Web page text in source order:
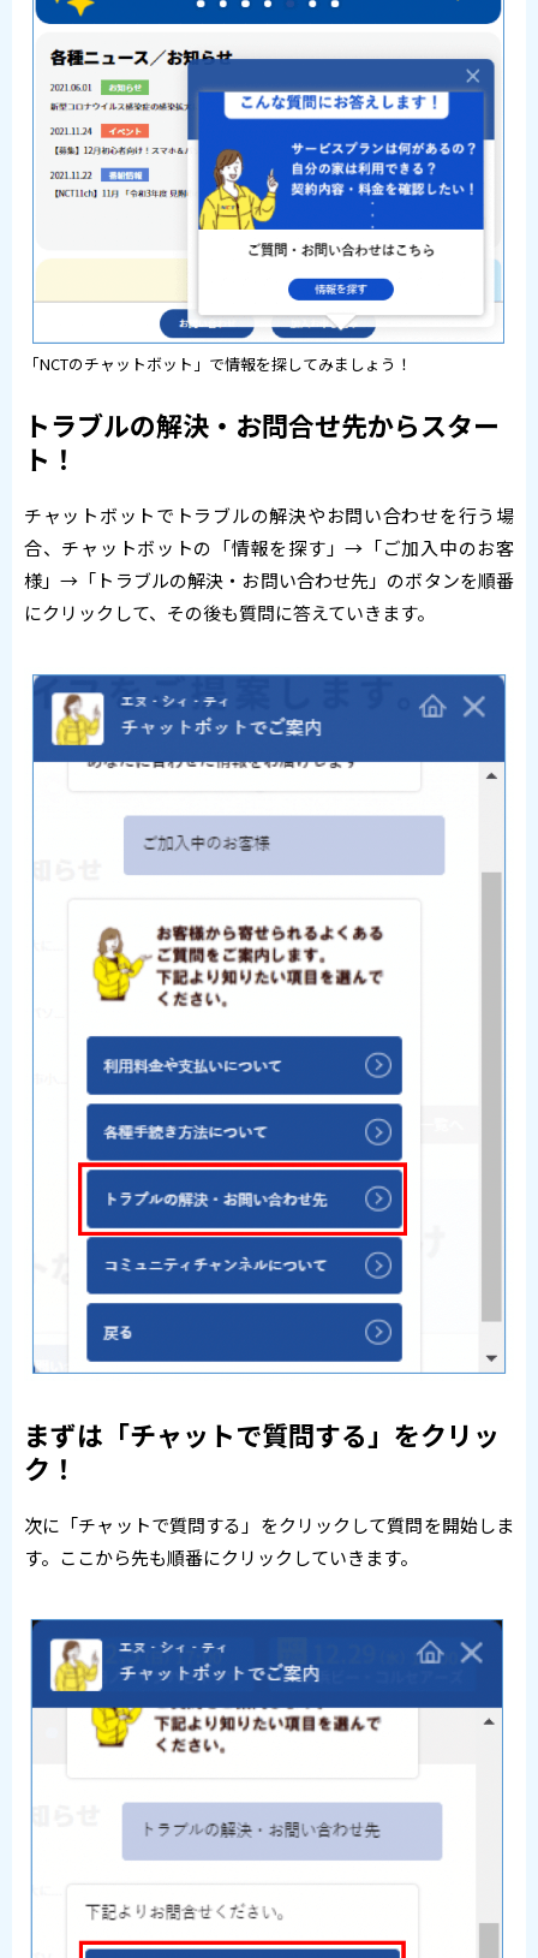
「NCTのチャットボット」で情報を探してみましょう！
トラブルの解決・お問合せ先からスター
ト！
チャットボットでトラブルの解決やお問い合わせを行う場
合、チャットボットの「情報を探す」→「ご加入中のお客
様」→「トラブルの解決・お問い合わせ先」のボタンを順番
にクリックして、その後も質問に答えていきます。
まずは「チャットで質問する」をクリッ
ク！
次に「チャットで質問する」をクリックして質問を開始しま
す。ここから先も順番にクリックしていきます。